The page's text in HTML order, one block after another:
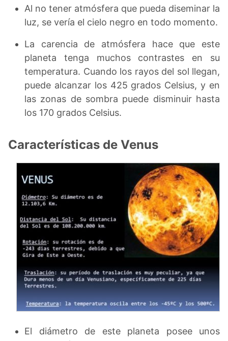
Al no tener atmósfera que pueda diseminar la
luz, se vería el cielo negro en todo momento.
La carencia de atmósfera hace que este
planeta tenga muchos contrastes en su
temperatura. Cuando los rayos del sol llegan,
puede alcanzar los 425 grados Celsius, y en
las zonas de sombra puede disminuir hasta
los 170 grados Celsius.
Características de Venus
El diámetro de este planeta posee unos